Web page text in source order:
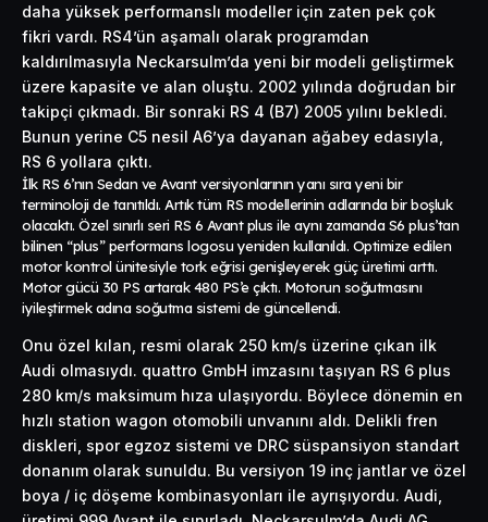
daha yüksek performanslı modeller için zaten pek çok
fikri vardı. RS4’ün aşamalı olarak programdan
kaldırılmasıyla Neckarsulm’da yeni bir modeli geliştirmek
üzere kapasite ve alan oluştu. 2002 yılında doğrudan bir
takipçi çıkmadı. Bir sonraki RS 4 (B7) 2005 yılını bekledi.
Bunun yerine C5 nesil A6’ya dayanan ağabey edasıyla,
RS 6 yollara çıktı.
İlk RS 6’nın Sedan ve Avant versiyonlarının yanı sıra yeni bir
terminoloji de tanıtıldı. Artık tüm RS modellerinin adlarında bir boşluk
olacaktı. Özel sınırlı seri RS 6 Avant plus ile aynı zamanda S6 plus’tan
bilinen “plus”performans logosu yeniden kullanıldı. Optimize edilen
motor kontrol ünitesiyle tork eğrisi genişleyerek güç üretimi arttı.
Motor gücü 30 PS artarak 480 PS’e çıktı. Motorun soğutmasını
iyileştirmek adına soğutma sistemi de güncellendi.
Onu özel kılan, resmi olarak 250 km/s üzerine çıkan ilk
Audi olmasıydı. quattro GmbH imzasını taşıyan RS 6 plus
280 km/s maksimum hıza ulaşıyordu. Böylece dönemin en
hızlı station wagon otomobili unvanını aldı. Delikli fren
diskleri, spor egzoz sistemi ve DRC süspansiyon standart
donanım olarak sunuldu. Bu versiyon 19 inç jantlar ve özel
boya / iç döşeme kombinasyonları ile ayrışıyordu. Audi,